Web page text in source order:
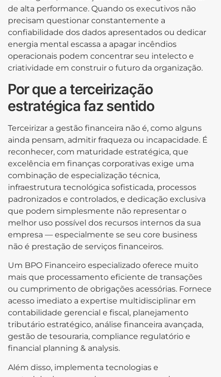
de alta performance. Quando os executivos não
precisam questionar constantemente a
confiabilidade dos dados apresentados ou dedicar
energia mental escassa a apagar incêndios
operacionais podem concentrar seu intelecto e
criatividade em construir o futuro da organização.
Por que a terceirização
estratégica faz sentido
Terceirizar a gestão financeira não é, como alguns
ainda pensam, admitir fraqueza ou incapacidade. É
reconhecer, com maturidade estratégica, que
excelência em finanças corporativas exige uma
combinação de especialização técnica,
infraestrutura tecnológica sofisticada, processos
padronizados e controlados, e dedicação exclusiva
que podem simplesmente não representar o
melhor uso possível dos recursos internos da sua
empresa — especialmente se seu core business
não é prestação de serviços financeiros.
Um BPO Financeiro especializado oferece muito
mais que processamento eficiente de transações
ou cumprimento de obrigações acessórias. Fornece
acesso imediato a expertise multidisciplinar em
contabilidade gerencial e fiscal, planejamento
tributário estratégico, análise financeira avançada,
gestão de tesouraria, compliance regulatório e
financial planning & analysis.
Além disso, implementa tecnologias e